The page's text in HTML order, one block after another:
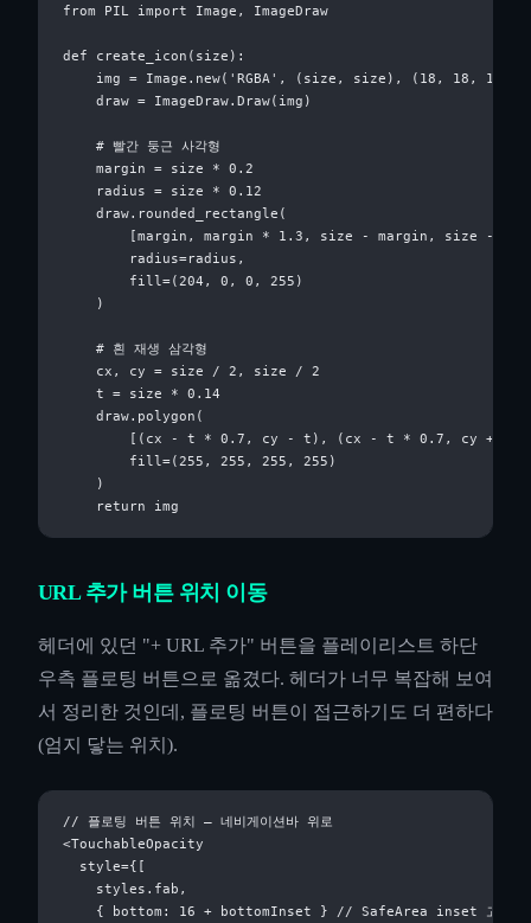
from PIL import Image, ImageDraw
def create_icon(size):
img = Image.new('RGBA', (size, size), (18, 18, 18,
    draw = ImageDraw.Draw(img)
    # 빨간 둥근 사각형
    margin = size * 0.2
    radius = size * 0.12
    draw.rounded_rectangle(
[margin, margin * 1.3, size - margin, size -
        radius=radius,
        fill=(204, 0, 0, 255)
    )
    # 흰 재생 삼각형
    cx, cy = size / 2, size / 2
    t = size * 0.14
    draw.polygon(
[(cx - t * 0.7, cy - t), (cx - t * 0.7, cy +
        fill=(255, 255, 255, 255)
    )
URL 추가 버튼 위치 이동
헤더에 있던 "+ URL 추가" 버튼을 플레이리스트 하단
우측 플로팅 버튼으로 옮겼다. 헤더가 너무 복잡해 보여
서 정리한 것인데, 플로팅 버튼이 접근하기도 더 편하다
(엄지 닿는 위치).
// 플로팅 버튼 위치 — 네비게이션바 위로
<TouchableOpacity
  style={[
    styles.fab,
    { bottom: 16 + bottomInset } // SafeArea inset 고려